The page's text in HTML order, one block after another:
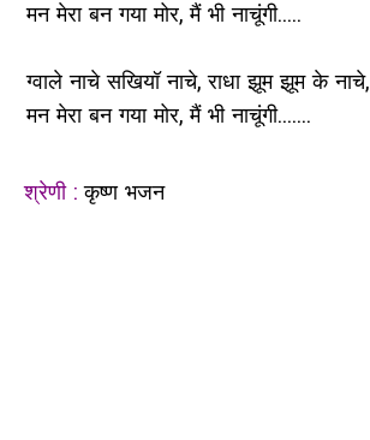
मन मेरा बन गया मोर, मैं भी नाचूंगी.....
ग्वाले नाचे सखियॉ नाचे, राधा झूम झूम के नाचे,
मन मेरा बन गया मोर, मैं भी नाचूंगी.......
श्रेणी :कृष्ण भजन